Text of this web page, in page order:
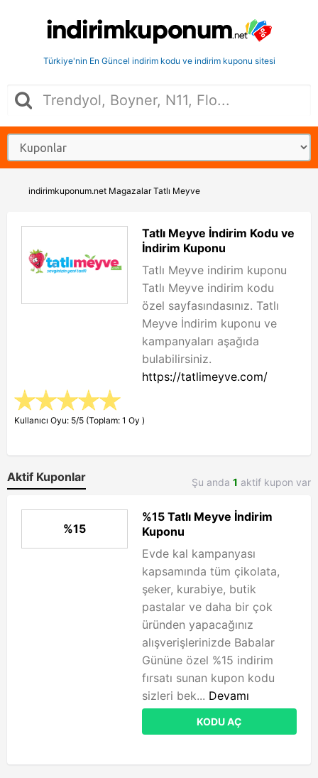
Türkiye'nin En Güncel indirim kodu ve indirim kuponu sitesi
indirimkuponum.net Magazalar Tatlı Meyve
Tatlı Meyve İndirim Kodu ve
İndirim Kuponu
Tatlı Meyve indirim kuponu
Tatlı Meyve indirim kodu
özel sayfasındasınız. Tatlı
Meyve İndirim kuponu ve
kampanyaları aşağıda
bulabilirsiniz.
https://tatlimeyve.com/
Kullanıcı Oyu: 5/5 (Toplam: 1 Oy )
Aktif Kuponlar Şu anda 1 aktif kupon var
%15
%15 Tatlı Meyve İndirim
Kuponu
Evde kal kampanyası
kapsamında tüm çikolata,
şeker, kurabiye, butik
pastalar ve daha bir çok
üründen yapacağınız
alışverişlerinizde Babalar
Gününe özel %15 indirim
fırsatı sunan kupon kodu
sizleri bek... Devamı
KODU AÇ